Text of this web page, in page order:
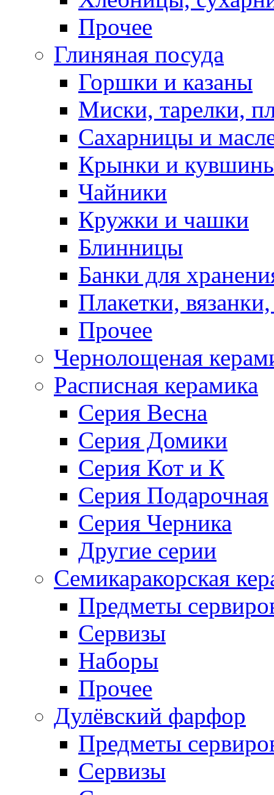
Прочее
Глиняная посуда
Горшки и казаны
Миски, тарелки,
Сахарницы и
Крынки и
Чайники
Кружки и чашки
Блинницы
Банки для
Плакетки,
Прочее
Чернолощеная
Расписная керамика
Серия Весна
Серия Домики
Серия Кот и К
Серия Подарочная
Серия Черника
Другие серии
Семикаракорская
Предметы
Сервизы
Наборы
Прочее
Дулёвский фарфор
Предметы
Сервизы